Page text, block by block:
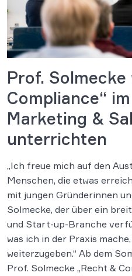
Prof.
Compliance“
Marketing &
unterrichten
„Ich freue mich auf den
Menschen, die etwas
mit jungen Gründerinnen
Solmecke, der über ein
und Start-up-Branche
was ich in der Praxis
weiterzugeben.“ Ab dem
Prof. Solmecke „Recht &